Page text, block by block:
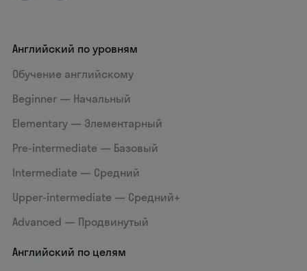
Английский по уровням
Обучение английскому
Beginner — Начальный
Elementary — Элементарный
Pre-intermediate — Базовый
Intermediate — Средний
Upper-intermediate — Средний+
Advanced — Продвинутый
Английский по целям